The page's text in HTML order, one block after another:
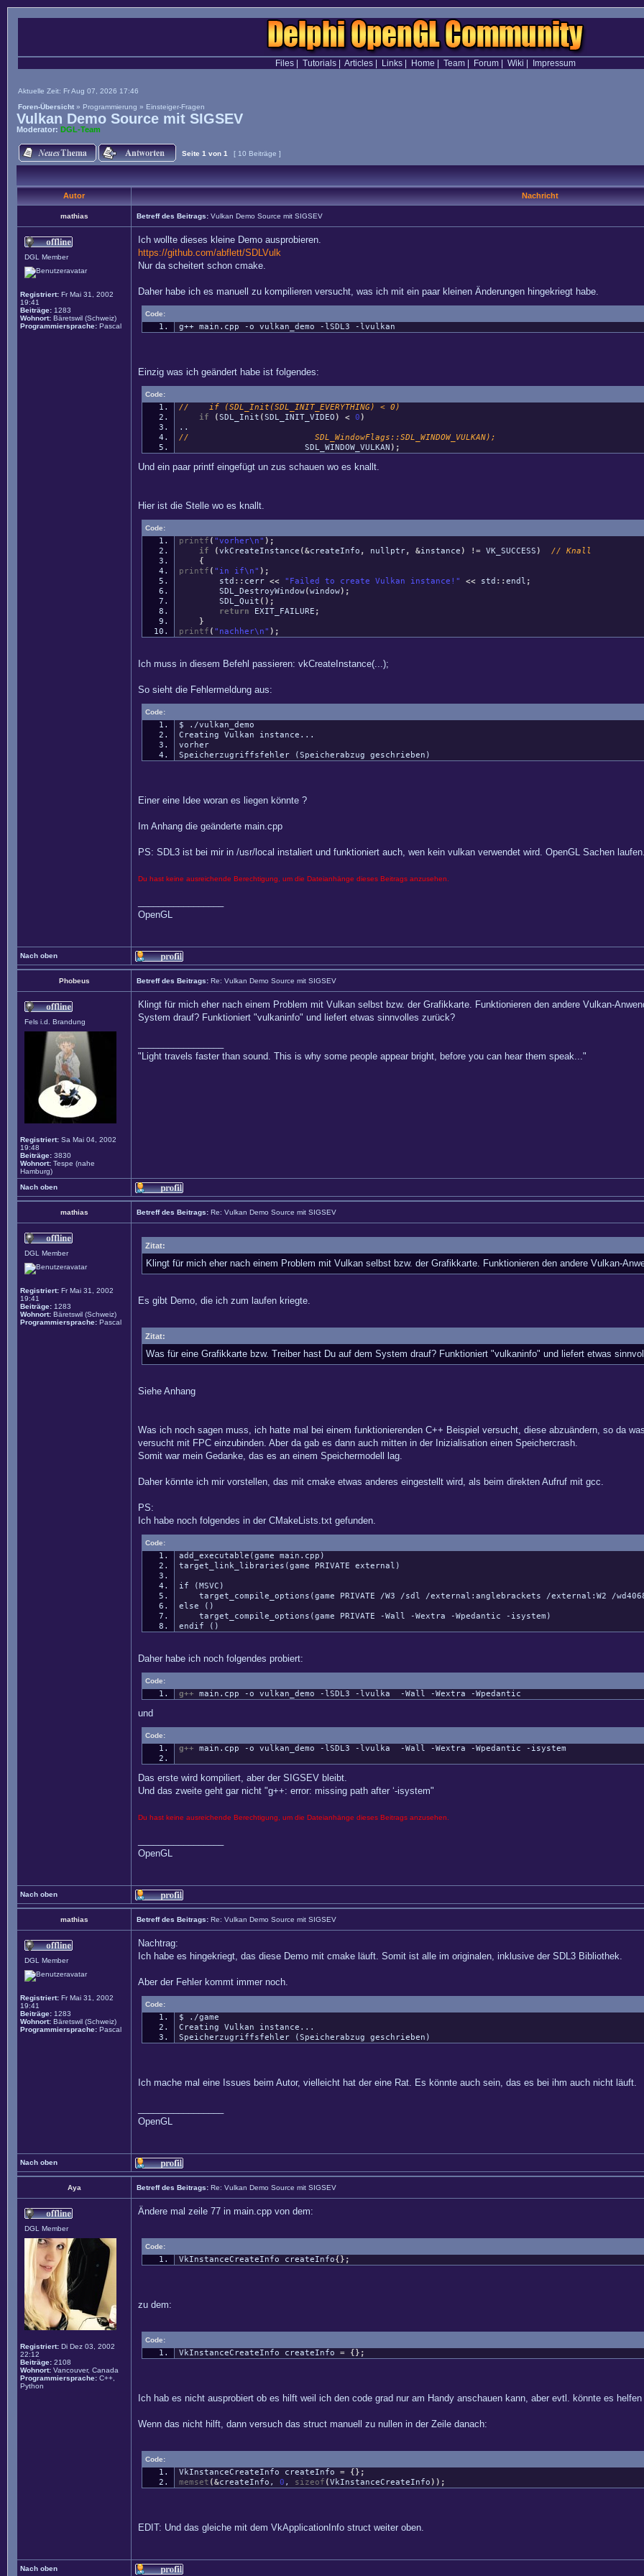
Files| Tutorials| Articles| Links| Home Team| Forum| Wiki Impressum
Aktuelle Zeit: Fr Aug 07, 2026 17:46
Foren-Übersicht » Programmierung » Einsteiger-Fragen
Vulkan Demo Source mit SIGSEV
Moderator: DGL-Team
Seite 1 von 1 [ 10 Beiträge ]
Autor Nachricht
mathias Betreff des Beitrags: Vulkan Demo Source mit SIGSEV
DGL Member
Registriert: Fr Mai 31, 2002
19:41
Beiträge: 1283
Wohnort: Bäretswil (Schweiz)
Programmiersprache: Pascal
Ich wollte dieses kleine Demo ausprobieren.
https://github.com/abflett/SDLVulk
Nur da scheitert schon cmake.
Daher habe ich es manuell zu kompilieren versucht, was ich mit ein paar kleinen Änderungen hingekriegt habe.
Code:
g++ main.cpp -o vulkan_demo -lSDL3 -lvulkan
Einzig was ich geändert habe ist folgendes:
Code:
// if (SDL_Init(SDL_INIT_EVERYTHING) < 0)
if
(SDL_Init (SDL_INIT_VIDEO ) < 0 )
..
// SDL_WindowFlags::SDL_WINDOW_VULKAN);
SDL_WINDOW_VULKAN ) ;
Und ein paar printf eingefügt un zus schauen wo es knallt.
Hier ist die Stelle wo es knallt.
Code:
printf ( "vorher\n" ) ;
if
(vkCreateInstance (&createInfo , nullptr, &instance ) !=VK_SUCCESS )
// Knall
{
printf ( "in if\n" ) ;
std :: cerr << "Failed to create Vulkan instance!" <<std ::endl ;
SDL_DestroyWindow(window) ;
SDL_Quit ( ) ;
return EXIT_FAILURE ;
}
printf ( "nachher\n" ) ;
Ich muss in diesem Befehl passieren: vkCreateInstance(...);
So sieht die Fehlermeldung aus:
Code:
$ ./vulkan_demo
Creating Vulkan instance...
vorher
Speicherzugriffsfehler (Speicherabzug geschrieben)
Einer eine Idee woran es liegen könnte ?
Im Anhang die geänderte main.cpp
PS: SDL3 ist bei mir in /usr/local instaliert und funktioniert auch, wen kein vulkan verwendet wird. OpenGL Sachen
Du hast keine ausreichende Berechtigung, um die Dateianhänge dieses Beitrags anzusehen.
OpenGL
Nach oben
Phobeus Betreff des Beitrags: Re: Vulkan Demo Source mit SIGSEV
Fels i.d. Brandung
Registriert: Sa Mai 04, 2002
19:48
Beiträge: 3830
Wohnort: Tespe (nahe
Hamburg)
Klingt für mich eher nach einem Problem mit Vulkan selbst bzw. der Grafikkarte. Funktionieren den andere Vulkan-
System drauf? Funktioniert "vulkaninfo" und liefert etwas sinnvolles zurück?
"Light travels faster than sound. This is why some people appear bright, before you can hear them speak..."
Nach oben
mathias Betreff des Beitrags: Re: Vulkan Demo Source mit SIGSEV
DGL Member
Registriert: Fr Mai 31, 2002
19:41
Beiträge: 1283
Wohnort: Bäretswil (Schweiz)
Programmiersprache: Pascal
Zitat:
Klingt für mich eher nach einem Problem mit Vulkan selbst bzw. der Grafikkarte. Funktionieren den andere Vulkan-
Es gibt Demo, die ich zum laufen kriegte.
Zitat:
Was für eine Grafikkarte bzw. Treiber hast Du auf dem System drauf? Funktioniert "vulkaninfo" und liefert etwas
Siehe Anhang
Was ich noch sagen muss, ich hatte mal bei einem funktionierenden C++ Beispiel versucht, diese abzuändern, so da
versucht mit FPC einzubinden. Aber da gab es dann auch mitten in der Inizialisation einen Speichercrash.
Somit war mein Gedanke, das es an einem Speichermodell lag.
Daher könnte ich mir vorstellen, das mit cmake etwas anderes eingestellt wird, als beim direkten Aufruf mit gcc.
PS:
Ich habe noch folgendes in der CMakeLists.txt gefunden.
Code:
add_executable(game main.cpp)
target_link_libraries(game PRIVATE external)
if (MSVC)
target_compile_options(game PRIVATE /W3 /sdl /external:anglebrackets /external:W2 /
else ()
target_compile_options(game PRIVATE -Wall -Wextra -Wpedantic -isystem)
endif ()
Daher habe ich noch folgendes probiert:
Code:
g++main.cpp -o vulkan_demo -lSDL3 -lvulka -Wall -Wextra -Wpedantic
und
Code:
g++main.cpp -o vulkan_demo -lSDL3 -lvulka -Wall -Wextra -Wpedantic -isystem
Das erste wird kompiliert, aber der SIGSEV bleibt.
Und das zweite geht gar nicht "g++: error: missing path after ‘-isystem"
Du hast keine ausreichende Berechtigung, um die Dateianhänge dieses Beitrags anzusehen.
OpenGL
Nach oben
mathias Betreff des Beitrags: Re: Vulkan Demo Source mit SIGSEV
DGL Member
Registriert: Fr Mai 31, 2002
19:41
Beiträge: 1283
Wohnort: Bäretswil (Schweiz)
Programmiersprache: Pascal
Nachtrag:
Ich habe es hingekriegt, das diese Demo mit cmake läuft. Somit ist alle im originalen, inklusive der SDL3 Bibliothek.
Aber der Fehler kommt immer noch.
Code:
$ ./game
Creating Vulkan instance...
Speicherzugriffsfehler (Speicherabzug geschrieben)
Ich mache mal eine Issues beim Autor, vielleicht hat der eine Rat. Es könnte auch sein, das es bei ihm auch nicht läuft.
OpenGL
Nach oben
Aya Betreff des Beitrags: Re: Vulkan Demo Source mit SIGSEV
DGL Member
Registriert: Di Dez 03, 2002
22:12
Beiträge: 2108
Wohnort: Vancouver, Canada
Programmiersprache: C++,
Python
Ändere mal zeile 77 in main.cpp von dem:
Code:
VkInstanceCreateInfo createInfo{} ;
zu dem:
Code:
VkInstanceCreateInfo createInfo = {} ;
Ich hab es nicht ausprobiert ob es hilft weil ich den code grad nur am Handy anschauen kann, aber evtl. könnte es
Wenn das nicht hilft, dann versuch das struct manuell zu nullen in der Zeile danach:
Code:
VkInstanceCreateInfo createInfo = {} ;
memset (&createInfo, 0 , sizeof (VkInstanceCreateInfo ) ) ;
EDIT: Und das gleiche mit dem VkApplicationInfo struct weiter oben.
Nach oben